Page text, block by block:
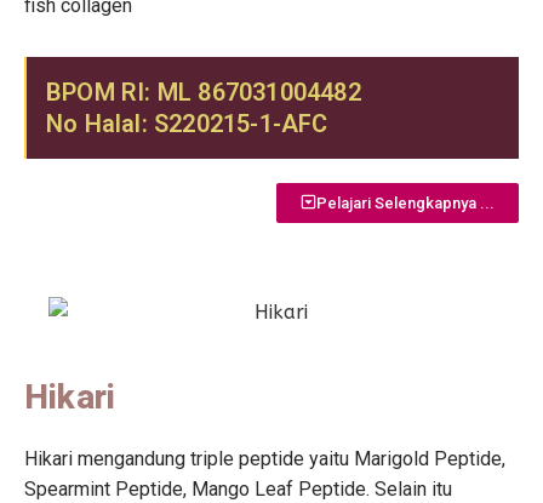
fish collagen
BPOM RI: ML 867031004482
No Halal: S220215-1-AFC
Pelajari Selengkapnya ...
Hikari
Hikari mengandung triple peptide yaitu Marigold Peptide,
Spearmint Peptide, Mango Leaf Peptide. Selain itu